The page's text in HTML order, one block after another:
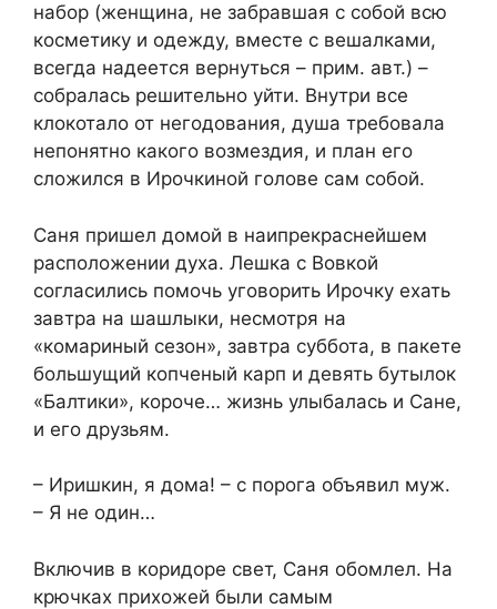
набор (женщина, не забравшая с собой всю
косметику и одежду, вместе с вешалками,
всегда надеется вернуться – прим. авт.) –
собралась решительно уйти. Внутри все
клокотало от негодования, душа требовала
непонятно какого возмездия, и план его
сложился в Ирочкиной голове сам собой.
Саня пришел домой в наипрекраснейшем
расположении духа. Лешка с Вовкой
согласились помочь уговорить Ирочку ехать
завтра на шашлыки, несмотря на
«комариный сезон», завтра суббота, в пакете
большущий копченый карп и девять бутылок
«Балтики», короче… жизнь улыбалась и Сане,
и его друзьям.
– Иришкин, я дома! – с порога объявил муж.
– Я не один…
Включив в коридоре свет, Саня обомлел. На
крючках прихожей были самым